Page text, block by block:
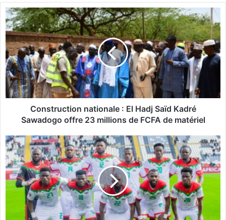
te
C
o
n
s
t
r
u
c
t
n
a
t
i
o
n
Construction nationale : El Hadj Saïd Kadré
Sawadogo offre 23 millions de FCFA de matériel
F
o
o
t
b
a